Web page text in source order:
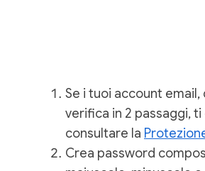
Se i tuoi account
verifica in 2 passaggi,
consultare la
Crea password